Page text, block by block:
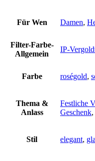
Für Wen Damen,
Filter-Farbe-
Allgemein
IP-
Farbe roségold,
Thema &
Anlass
Festliche
Geschenk,
Stil elegant,